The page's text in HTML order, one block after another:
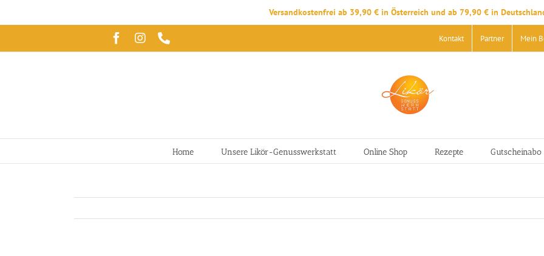
Versandkostenfrei ab 39,90 € in Österreich und ab 79,90 € in
springen
Facebook
Instagram Kontakt Partner Mein
Home Unsere Likör-Genusswerkstatt Online Shop Rezepte Gutscheinabo